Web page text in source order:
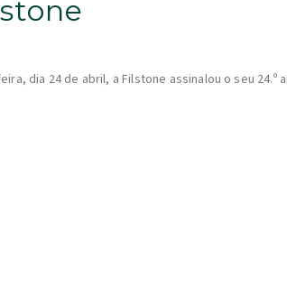
dia 24 de abril, a Filstone assinalou o seu